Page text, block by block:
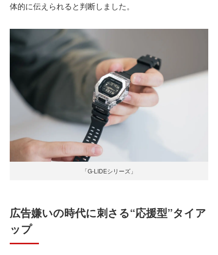
体的に伝えられると判断しました。
「G-LIDEシリーズ」
広告嫌いの時代に刺さる“応援型”タイア
ップ